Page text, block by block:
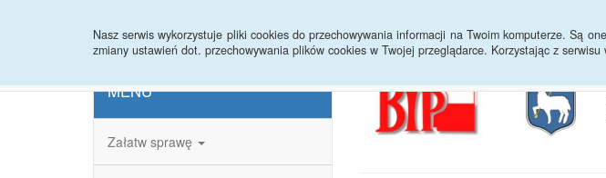
Nasz serwis wykorzystuje pliki cookies do przechowywania informacji na Twoim komputerze. Są
zmiany ustawień dot. przechowywania plików cookies w Twojej przeglądarce. Korzystając z
MENU
Załatw sprawę